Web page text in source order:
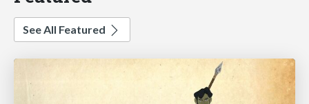
See All Featured